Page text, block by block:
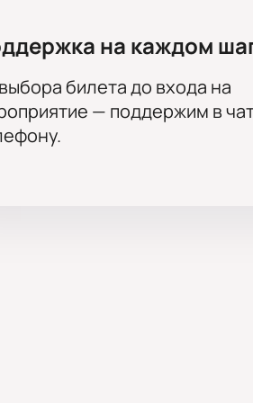
на каждом
билета до входа на
— поддержим в